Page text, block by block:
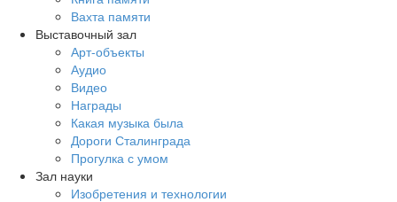
Вахта памяти
Выставочный зал
Арт-объекты
Аудио
Видео
Награды
Какая музыка была
Дороги Сталинграда
Прогулка с умом
Зал науки
Изобретения и технологии